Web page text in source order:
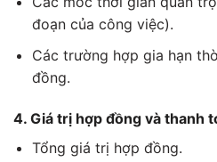
đoạn của công việc).
Các trường hợp gia hạn
đồng.
4. Giá trị hợp đồng và thanh
Tổng giá trị hợp đồng.